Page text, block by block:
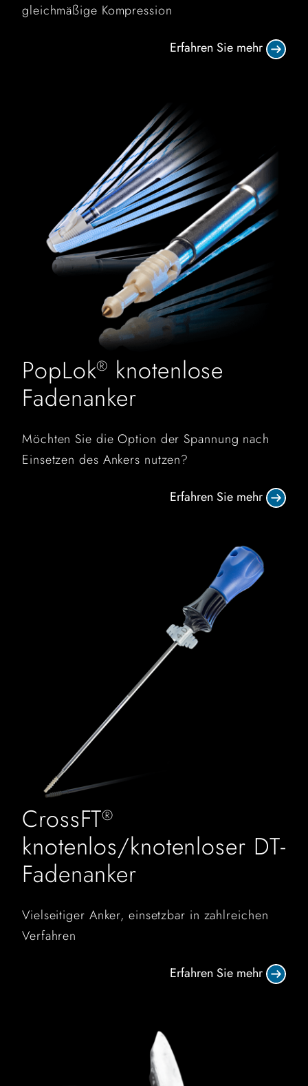
gleichmäßige Kompression
Erfahren Sie mehr
PopLok® knotenlose
Fadenanker
Möchten Sie die Option der Spannung nach
Einsetzen des Ankers nutzen?
Erfahren Sie mehr
CrossFT®
knotenlos/knotenloser DT-
Fadenanker
Vielseitiger Anker, einsetzbar in zahlreichen
Verfahren
Erfahren Sie mehr